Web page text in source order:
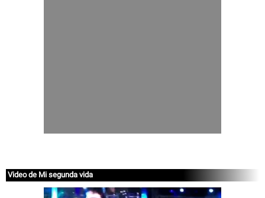
Video de Mi segunda vida